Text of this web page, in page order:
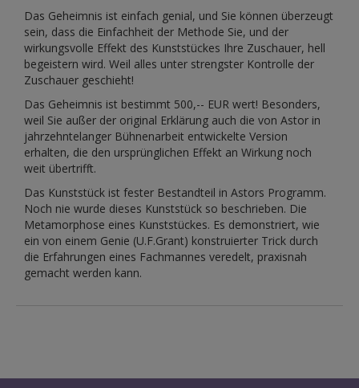
Das Geheimnis ist einfach genial, und Sie können überzeugt
sein, dass die Einfachheit der Methode Sie, und der
wirkungsvolle Effekt des Kunststückes Ihre Zuschauer, hell
begeistern wird. Weil alles unter strengster Kontrolle der
Zuschauer geschieht!
Das Geheimnis ist bestimmt 500,-- EUR wert! Besonders,
weil Sie außer der original Erklärung auch die von Astor in
jahrzehntelanger Bühnenarbeit entwickelte Version
erhalten, die den ursprünglichen Effekt an Wirkung noch
weit übertrifft.
Das Kunststück ist fester Bestandteil in Astors Programm.
Noch nie wurde dieses Kunststück so beschrieben. Die
Metamorphose eines Kunststückes. Es demonstriert, wie
ein von einem Genie (U.F.Grant) konstruierter Trick durch
die Erfahrungen eines Fachmannes veredelt, praxisnah
gemacht werden kann.